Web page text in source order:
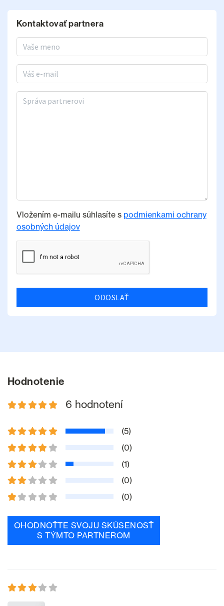
Kontaktovať partnera
Meno a priezvisko
E-mail
Správa partnerovi
Vložením e-mailu súhlasíte s podmienkami ochrany
osobných údajov
ODOSLAŤ
Hodnotenie
6 hodnotení
(5)
(0)
(1)
(0)
(0)
OHODNOŤTE SVOJU SKÚSENOSŤ
S TÝMTO PARTNEROM